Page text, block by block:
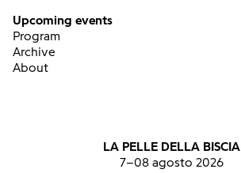
Upcoming events
Program
Archive
About
LA PELLE DELLA BISCIA
7–08 agosto 2026